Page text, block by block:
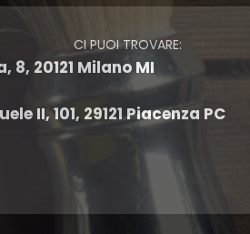
CI PUOI TROVARE:
20121 Milano MI
II, 101, 29121 Piacenza PC